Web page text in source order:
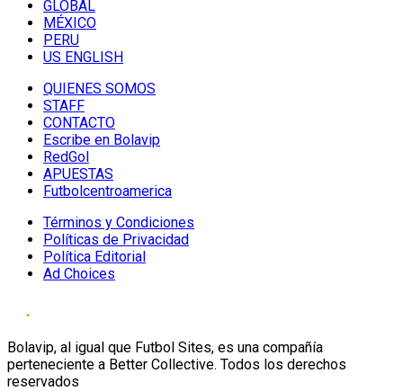
GLOBAL
MÉXICO
PERU
US ENGLISH
QUIENES SOMOS
STAFF
CONTACTO
Escribe en Bolavip
RedGol
APUESTAS
Futbolcentroamerica
Términos y Condiciones
Políticas de Privacidad
Política Editorial
Ad Choices
Bolavip, al igual que Futbol Sites, es una compañía
perteneciente a Better Collective. Todos los derechos
reservados